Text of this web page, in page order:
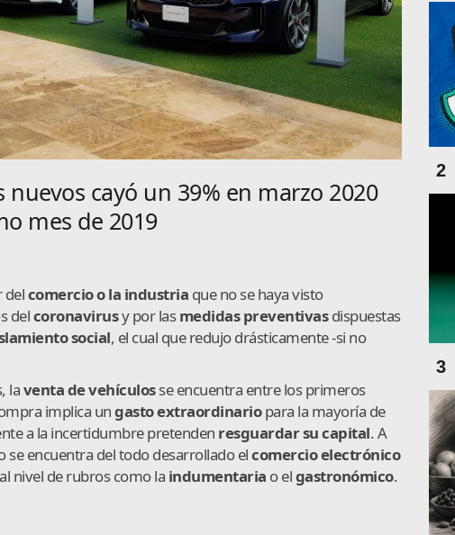
cayó un 39% en marzo 2020
mes de 2019
delcomercio o la industria que no se haya visto
delcoronavirusy por lasmedidas preventivasdispuestas
social, el cual que redujo drásticamente -si no
laventa de vehículosse encuentra entre los primeros
implica ungasto extraordinariopara la mayoría de
a la incertidumbre pretenden resguardar su capital. A
se encuentra del todo desarrollado elcomercio electrónico
nivel de rubros como la indumentaria o elgastronómico.
2
3